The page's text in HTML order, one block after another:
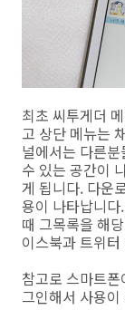
최초 씨투게더
고 상단 메뉴는
널에서는 다른
수 있는 공간이
게 됩니다. 다운
용이 나타납니
때 그목록을 해
이스북과 트위
참고로 스마트
그인해서 사용